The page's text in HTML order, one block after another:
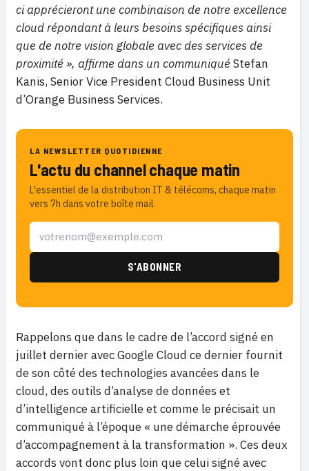
ci apprécieront une combinaison de notre excellence
cloud répondant à leurs besoins spécifiques ainsi
que de notre vision globale avec des services de
proximité », affirmedans un communiquéStefan
Kanis, Senior Vice President Cloud Business Unit
d’Orange Business Services.
LA NEWSLETTER QUOTIDIENNE
L'actu du channel chaque matin
L'essentiel de la distribution IT & télécoms, chaque matin
vers 7h dans votre boîte mail.
Rappelons que dans le cadre de l’accord signé en
juillet dernier avec Google Cloud ce dernier fournit
de son côté des technologies avancées dans le
cloud, des outils d’analyse de données et
d’intelligence artificielle et comme le précisait un
communiqué à l’époque « une démarche éprouvée
d’accompagnement à la transformation ». Ces deux
accords vont donc plus loin que celui signé avec